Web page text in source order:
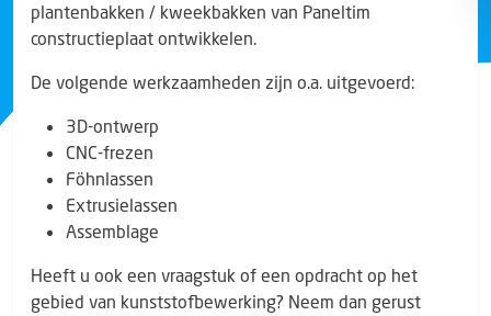
plantenbakken / kweekbakken van Paneltim
constructieplaat ontwikkelen.
De volgende werkzaamheden zijn o.a. uitgevoerd:
3D-ontwerp
CNC-frezen
Föhnlassen
Extrusielassen
Assemblage
Heeft u ook een vraagstuk of een opdracht op het
gebied van kunststofbewerking? Neem dan gerust